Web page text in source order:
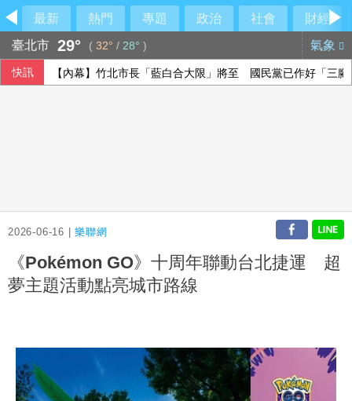
最新 熱門 專題 政治 社會
財經
臺北市 29° ( 32° / 28° ) 氣象
快訊 【內幕】竹北市長「藍白合大限」將至 國民黨已作好「三腳
2026-06-16 |樂聯網
《Pokémon GO》十周年聯動台北捷運 超
夢主題活動點亮城市路線